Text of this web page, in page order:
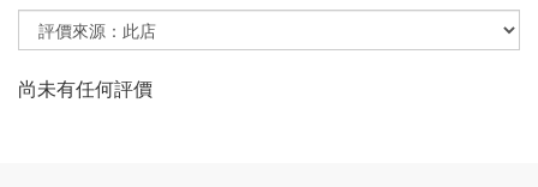
尚未有任何評價